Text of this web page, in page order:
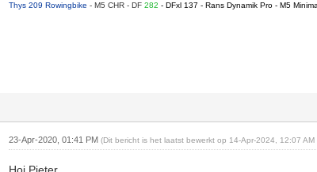
Thys 209 Rowingbike- M5 CHR - DF282- DFxl 137 - Rans Dynamik Pro - M5
23-Apr-2020, 01:41 PM(Dit bericht is het laatst bewerkt op 14-Apr-2024, 12:07